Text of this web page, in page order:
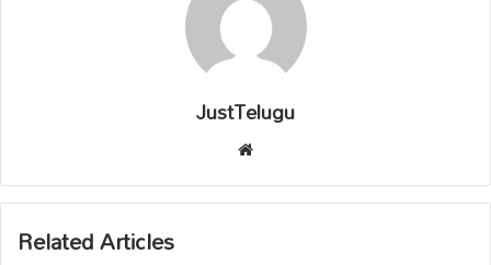
JustTelugu
bsi
te
Related Articles